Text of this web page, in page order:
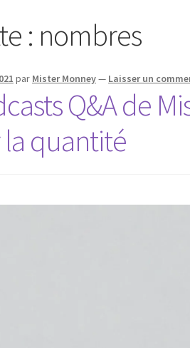
: nombres
par Mister Monney— Laisser un
Q&A de
quantité